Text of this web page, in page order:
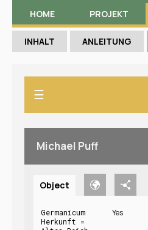
HOME PROJEKT
INHALT ANLEITUNG